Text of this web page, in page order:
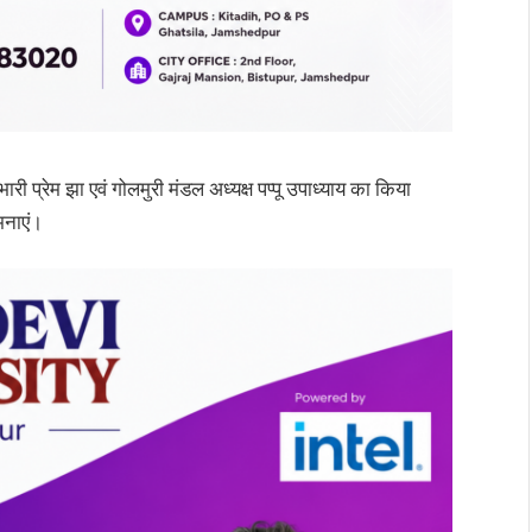
प्रेम झा एवं गोलमुरी मंडल अध्यक्ष पप्पू उपाध्याय का किया